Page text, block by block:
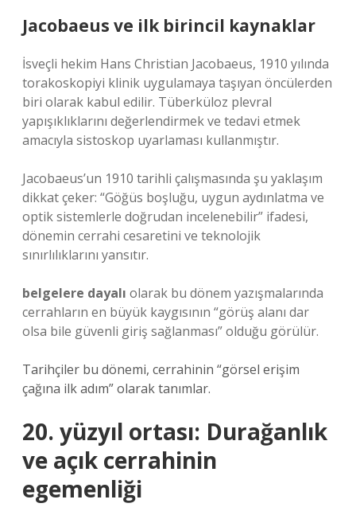
Jacobaeus ve ilk birincil kaynaklar
İsveçli hekim Hans Christian Jacobaeus, 1910 yılında
torakoskopiyi klinik uygulamaya taşıyan öncülerden
biri olarak kabul edilir. Tüberküloz plevral
yapışıklıklarını değerlendirmek ve tedavi etmek
amacıyla sistoskop uyarlaması kullanmıştır.
Jacobaeus’un 1910 tarihli çalışmasında şu yaklaşım
dikkat çeker: “Göğüs boşluğu, uygun aydınlatma ve
optik sistemlerle doğrudan incelenebilir” ifadesi,
dönemin cerrahi cesaretini ve teknolojik
sınırlılıklarını yansıtır.
belgelere dayalı olarak bu dönem yazışmalarında
cerrahların en büyük kaygısının “görüş alanı dar
olsa bile güvenli giriş sağlanması” olduğu görülür.
Tarihçiler bu dönemi, cerrahinin “görsel erişim
çağına ilk adım” olarak tanımlar.
20. yüzyıl ortası: Durağanlık
ve açık cerrahinin
egemenliği